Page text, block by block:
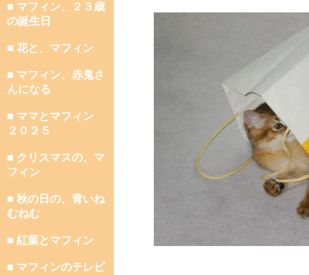
■ マフィン、２３歳
の誕生日
■ 花と、マフィン
■ マフィン、赤鬼さ
んになる
■ ママとマフィン
２０２５
■ クリスマスの、マ
フィン
■ 秋の日の、青いね
むねむ
■ 紅葉とマフィン
■ マフィンのテレビ